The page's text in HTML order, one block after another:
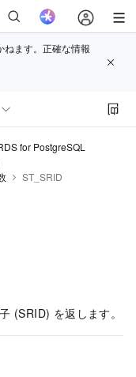
ねます。正確な情報
for PostgreSQL
ST_SRID
(SRID) を返します。